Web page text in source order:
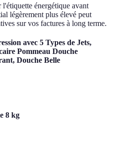
énergétique avant
légèrement plus élevé peut
sur vos factures à long terme.
avec 5 Types de Jets,
Pommeau Douche
Douche Belle
8 kg